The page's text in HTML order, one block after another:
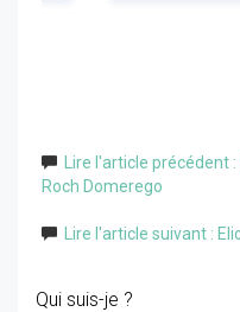
Lire l'article précédent
Roch Domerego
Lire l'article suivant :
Qui suis-je ?